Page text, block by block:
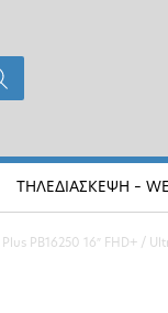
ΤΗΛΕΔΙΑΣΚΕΨΗ –
Plus PB16250 16″ FHD+ /